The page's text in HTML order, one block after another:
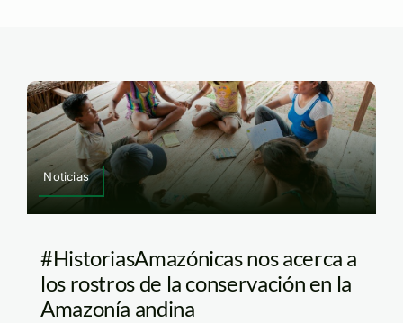
Noticias
#HistoriasAmazónicas nos acerca a
los rostros de la conservación en la
Amazonía andina